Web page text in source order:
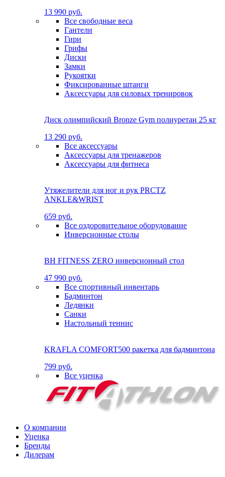
13 990 руб.
Все свободные веса
Гантели
Гири
Грифы
Диски
Замки
Рукоятки
Фиксированные штанги
Аксессуары для силовых тренировок
Диск олимпийский Bronze Gym полиуретан 25 кг
13 290 руб.
Все аксессуары
Аксессуары для тренажеров
Аксессуары для фитнеса
Утяжелители для ног и рук PRCTZ
ANKLE&WRIST
659 руб.
Все оздоровительное оборудование
Инверсионные столы
BH FITNESS ZERO инверсионный стол
47 990 руб.
Все спортивный инвентарь
Бадминтон
Ледянки
Санки
Настольный теннис
KRAFLA COMFORT500 ракетка для бадминтона
799 руб.
Все уценка
О компании
Уценка
Бренды
Дилерам